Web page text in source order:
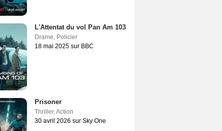
L'Attentat du vol Pan Am 103
Drame, Policier
18 mai 2025 sur BBC
Prisoner
Thriller,Action
30 avril 2026 sur Sky One